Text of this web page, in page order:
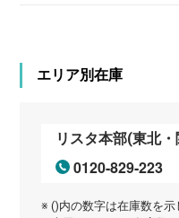
エリア別在庫
リスタ本部(東北
0120-829-223
※ ()内の数字は在庫数を示